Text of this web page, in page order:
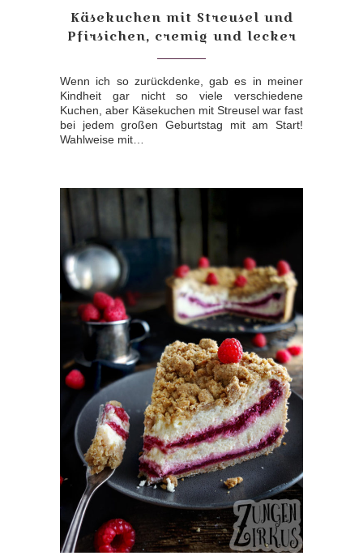
Käsekuchen mit Streusel und
Pfirsichen, cremig und lecker
Wenn ich so zurückdenke, gab es in meiner
Kindheit gar nicht so viele verschiedene
Kuchen, aber Käsekuchen mit Streusel war fast
bei jedem großen Geburtstag mit am Start!
Wahlweise mit…